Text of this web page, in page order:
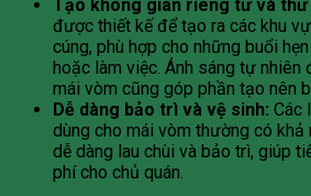
Tạo không gian riêng tư và thư
được thiết kế để tạo ra các khu
cúng, phù hợp cho những buổi
hoặc làm việc. Ánh sáng tự nhiên
mái vòm cũng góp phần tạo nên
Dễ dàng bảo trì và vệ sinh: Các
dùng cho mái vòm thường có khả
dễ dàng lau chùi và bảo trì, giúp
phí cho chủ quán.